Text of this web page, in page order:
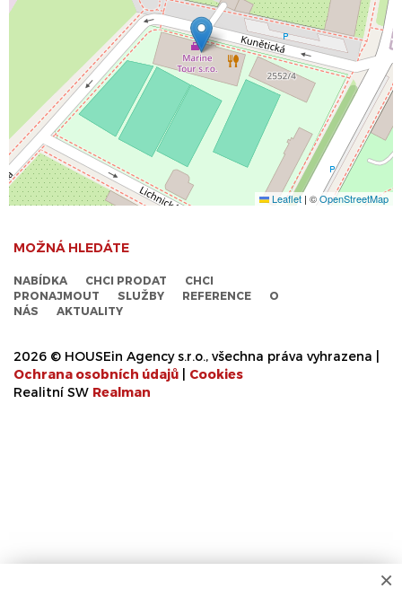
Leaflet | ©OpenStreetMap
MOŽNÁ HLEDÁTE
NABÍDKA CHCI PRODAT
CHCI
PRONAJMOUT
SLUŽBY REFERENCE
O
NÁS
AKTUALITY
2026 © HOUSEin Agency s.r.o., všechna práva vyhrazena |
Ochrana osobních údajů
Cookies
Realitní SW Realman
×